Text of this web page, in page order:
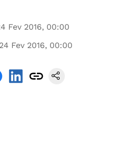
Fev 2016, 00:00
24 Fev 2016, 00:00